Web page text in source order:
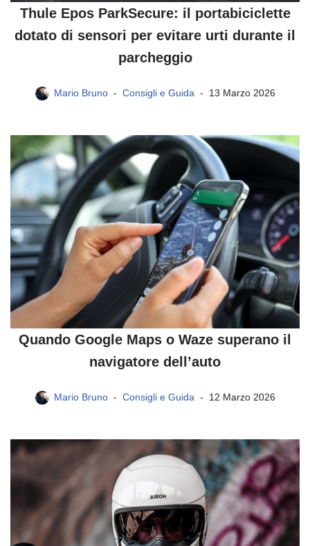
Thule Epos ParkSecure: il portabiciclette
dotato di sensori per evitare urti durante il
parcheggio
Mario Bruno Consigli e Guida 13 Marzo 2026
Quando Google Maps o Waze superano il
navigatore dell’auto
Mario Bruno Consigli e Guida 12 Marzo 2026